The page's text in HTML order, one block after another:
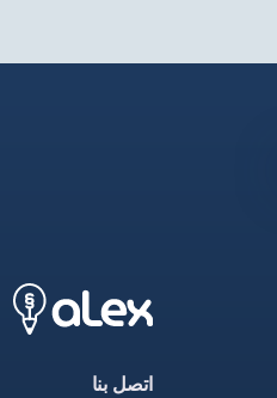
اتصل بنا